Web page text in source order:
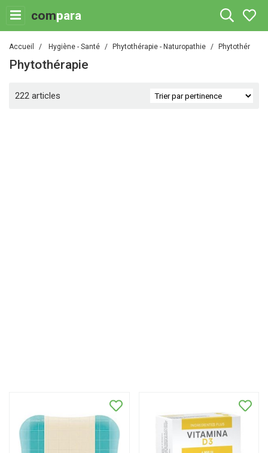
compara
Accueil Hygiène - Santé Phytothérapie - Naturopathie Phytothérapie
Phytothérapie
222 articles